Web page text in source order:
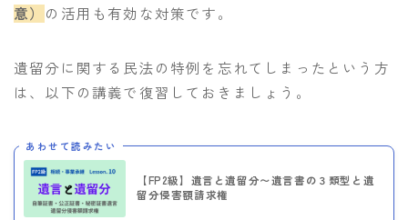
意） の活用も有効な対策です。
遺留分に関する民法の特例を忘れてしまったという方
は、以下の講義で復習しておきましょう。
あわせて読みたい
【FP2級】遺言と遺留分〜遺言書の３類型と遺
留分侵害額請求権